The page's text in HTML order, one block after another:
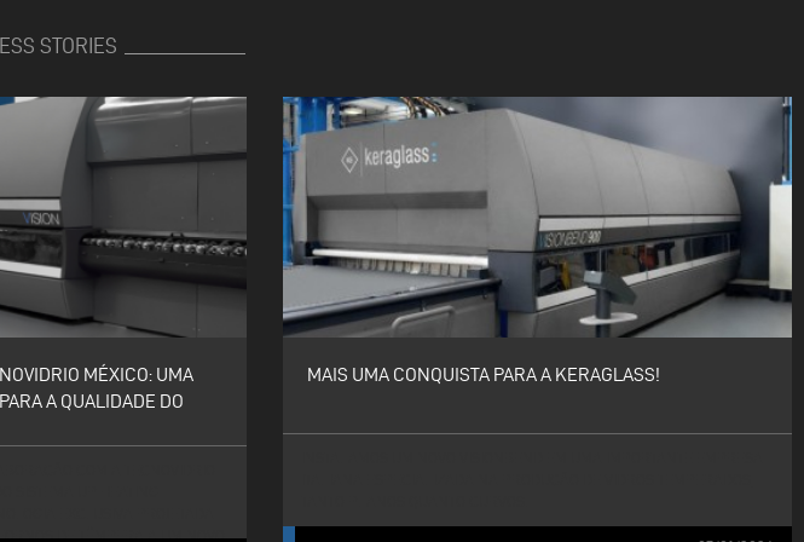
STORIES
MÉXICO: UMA
A QUALIDADE DO
DE TÊMPERA A UM NOVO
MAIS UMA CONQUISTA PARA A KERAGLASS!